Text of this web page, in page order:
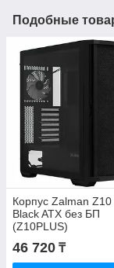
Подобные
Корпус Zalman Z10
Black ATX без БП
(Z10PLUS)
46 720 ₸